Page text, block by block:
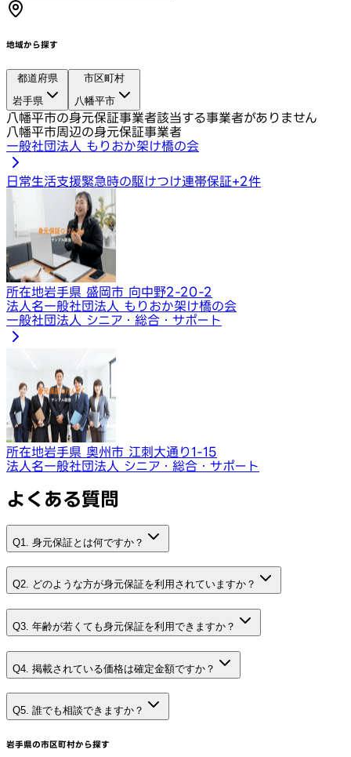
地域から探す
都道府県
岩手県
市区町村
八幡平市
八幡平市の身元保証事業者該当する事業者がありません
八幡平市周辺の身元保証事業者
一般社団法人 もりおか架け橋の会
日常生活支援緊急時の駆けつけ連帯保証+2件
所在地岩手県 盛岡市 向中野2-20-2
法人名一般社団法人 もりおか架け橋の会
一般社団法人 シニア・総合・サポート
所在地岩手県 奥州市 江刺大通り1-15
法人名一般社団法人 シニア・総合・サポート
よくある質問
Q1. 身元保証とは何ですか？
Q2. どのような方が身元保証を利用されていますか？
Q3. 年齢が若くても身元保証を利用できますか？
Q4. 掲載されている価格は確定金額ですか？
Q5. 誰でも相談できますか？
岩手県の市区町村から探す